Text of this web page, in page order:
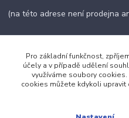
(na této adrese není prodejna
Kontakty
Pro základní funkčnost,
účely a v případě udělení
využíváme soubory
cookies můžete kdykoli